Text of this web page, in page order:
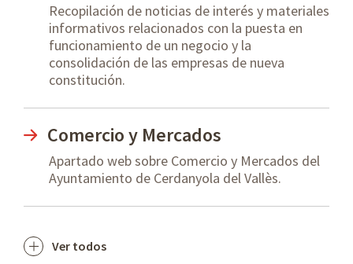
Recopilación de noticias de interés y materiales
informativos relacionados con la puesta en
funcionamiento de un negocio y la
consolidación de las empresas de nueva
constitución.
Comercio y Mercados
Apartado web sobre Comercio y Mercados del
Ayuntamiento de Cerdanyola del Vallès.
Ver todos